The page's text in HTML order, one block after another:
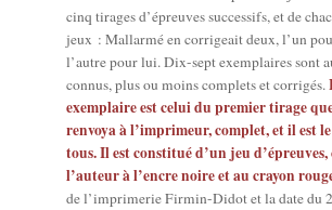
cinq tirages d’épreuves suc­ces­sifs, et de
jeux : Mal­lar­mé en cor­ri­geait deux, l’un
l’autre pour lui. Dix-sept exem­plaires sont
connus, plus ou moins com­plets et cor­ri­gés.
exem­plaire est celui du pre­mier tirage
ren­voya à l’imprimeur, com­plet, et il est
tous. Il est consti­tué d’un jeu
l’auteur à l’encre noire et au crayon
de l’imprimerie Fir­min-Didot et la date du